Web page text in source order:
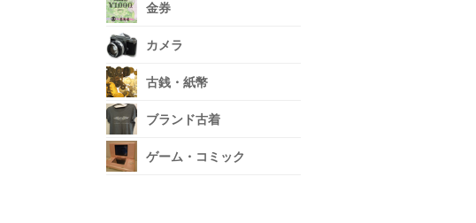
金券
カメラ
古銭・紙幣
ブランド古着
ゲーム・コミック